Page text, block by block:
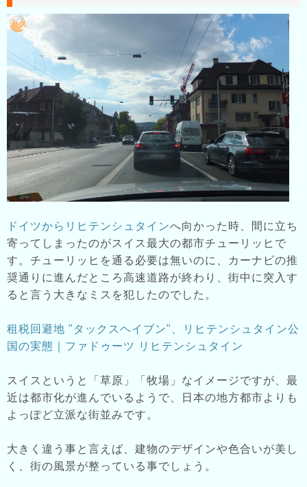
ドイツからリヒテンシュタインへ向かった時、間に立ち
寄ってしまったのがスイス最大の都市チューリッヒで
す。チューリッヒを通る必要は無いのに、カーナビの推
奨通りに進んだところ高速道路が終わり、街中に突入す
ると言う大きなミスを犯したのでした。
租税回避地 "タックスヘイブン"、リヒテンシュタイン公
国の実態｜ファドゥーツ リヒテンシュタイン
スイスというと「草原」「牧場」なイメージですが、最
近は都市化が進んでいるようで、日本の地方都市よりも
よっぽど立派な街並みです。
大きく違う事と言えば、建物のデザインや色合いが美し
く、街の風景が整っている事でしょう。